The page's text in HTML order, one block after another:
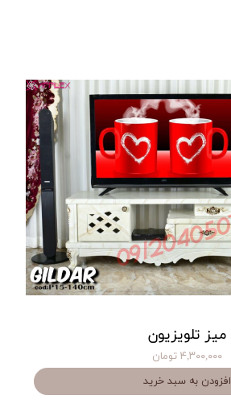
میز تلویزیون
۴,۳۰۰,۰۰۰ تومان
افزودن به سبد خرید